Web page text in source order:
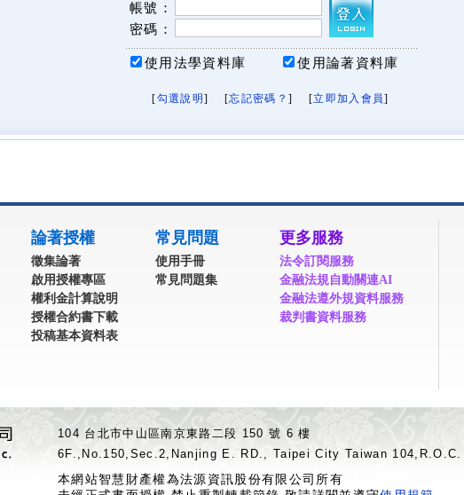
帳號：
密碼：
使用法學資料庫 使用論著資料庫
[勾選說明 ] [忘記密碼？ ] [立即加入會員]
論著授權
徵集論著
啟用授權專區
權利金計算說明
授權合約書下載
投稿基本資料表
常見問題
使用手冊
常見問題集
更多服務
法令訂閱服務
金融法規自動關連AI
金融法遵外規資料服務
裁判書資料服務
104 台北市中山區南京東路二段 150 號 6 樓
6F.,No.150,Sec.2,Nanjing E. RD., Taipei City Taiwan 104,R.O.C.
本網站智慧財產權為法源資訊股份有限公司所有